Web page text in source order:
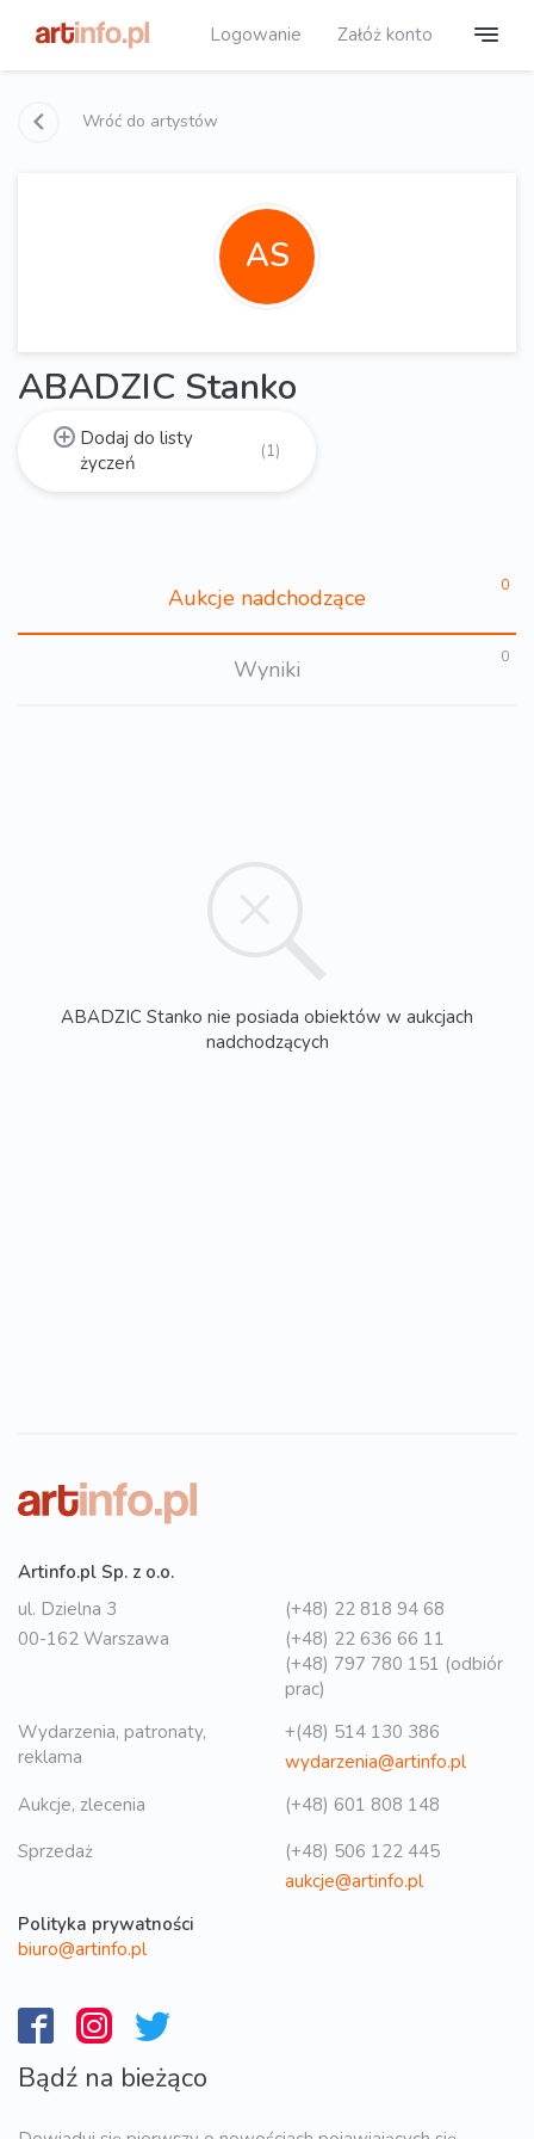
Logowanie Załóż konto
Wróć do artystów
AS
ABADZIC Stanko
Dodaj do listy
życzeń
(1)
Aukcje nadchodzące 0
Wyniki 0
ABADZIC Stanko nie posiada obiektów w aukcjach
nadchodzących
Artinfo.pl Sp. z o.o.
ul. Dzielna 3
00-162 Warszawa
(+48) 22 818 94 68
(+48) 22 636 66 11
(+48) 797 780 151 (odbiór
prac)
Wydarzenia, patronaty,
reklama
+(48) 514 130 386
wydarzenia@artinfo.pl
Aukcje, zlecenia
(+48) 601 808 148
Sprzedaż
(+48) 506 122 445
aukcje@artinfo.pl
Polityka prywatności
biuro@artinfo.pl
Bądź na bieżąco